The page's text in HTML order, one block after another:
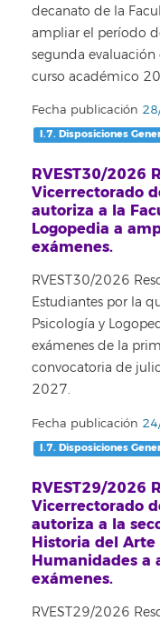
decanato de la
ampliar el período
segunda
curso académico
Fecha publicación
I.7. Disposiciones
RVEST30/2026
Vicerrectorado
autoriza a la
Logopedia a
exámenes.
RVEST30/2026
Estudiantes por la
Psicología y
exámenes de la
convocatoria de
2027.
Fecha publicación
I.7. Disposiciones
RVEST29/2026
Vicerrectorado
autoriza a la
Historia del
Humanidades a
exámenes.
RVEST29/2026